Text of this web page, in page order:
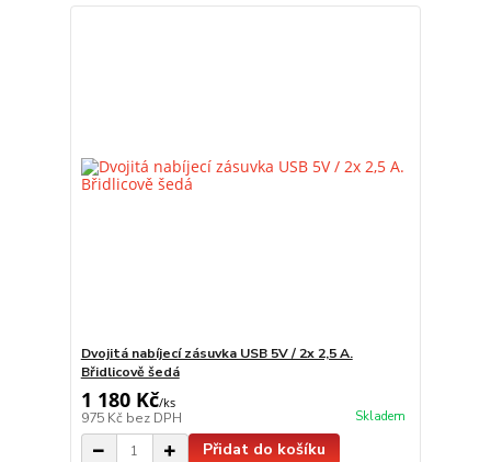
Dvojitá nabíjecí zásuvka USB 5V / 2x 2,5 A.
Břidlicově šedá
1 180 Kč/ks
975 Kč bez DPH Skladem
Přidat do košíku